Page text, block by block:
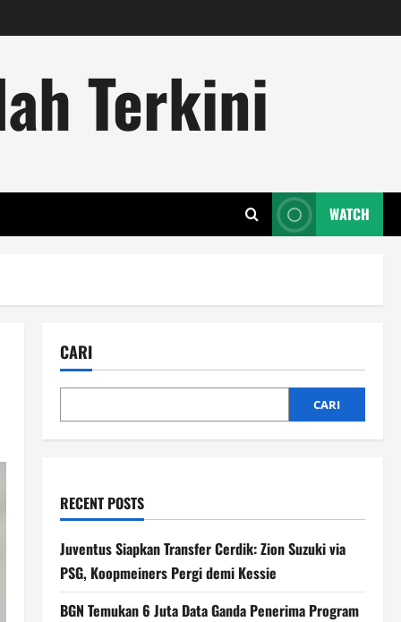
Terkini
WATCH
CARI
CARI
RECENT POSTS
Juventus Siapkan Transfer Cerdik: Zion Suzuki via
PSG, Koopmeiners Pergi demi Kessie
BGN Temukan 6 Juta Data Ganda Penerima Program